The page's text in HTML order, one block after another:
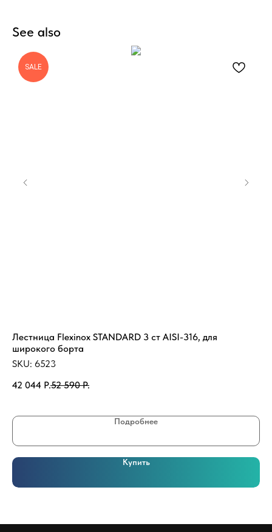
See also
SALE
Лестница Flexinox STANDARD 3 ст AISI-316, для
широкого борта
SKU: 6523
42 044 Р.52 590 Р.
Подробнее
Купить